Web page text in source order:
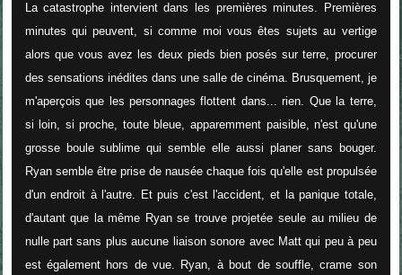
La catastrophe intervient dans les premières minutes. Premières
minutes qui peuvent, si comme moi vous êtes sujets au vertige
alors que vous avez les deux pieds bien posés sur terre, procurer
des sensations inédites dans une salle de cinéma. Brusquement, je
m'aperçois que les personnages flottent dans... rien. Que la terre,
si loin, si proche, toute bleue, apparemment paisible, n'est qu'une
grosse boule sublime qui semble elle aussi planer sans bouger.
Ryan semble être prise de nausée chaque fois qu'elle est propulsée
d'un endroit à l'autre. Et puis c'est l'accident, et la panique totale,
d'autant que la même Ryan se trouve projetée seule au milieu de
nulle part sans plus aucune liaison sonore avec Matt qui peu à peu
est également hors de vue. Ryan, à bout de souffle, crame son